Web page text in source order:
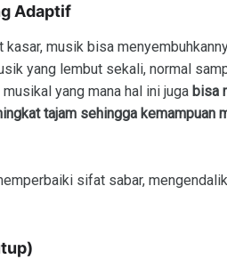
Adaptif
musik bisa
yang lembut sekali, normal
yang mana hal ini juga bisa
tajam sehingga
sifat sabar,